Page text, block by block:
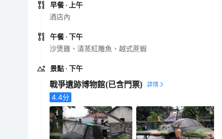
早餐 · 上午
酒店內
午餐 · 下午
沙煲雞、清蒸紅雕魚、越式蔗蝦
景點 · 下午
戰爭遺跡博物館(已含門票)
4.4分